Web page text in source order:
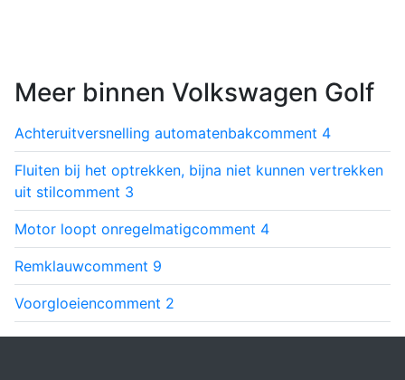
Meer binnen Volkswagen Golf
Achteruitversnelling automatenbakcomment 4
Fluiten bij het optrekken, bijna niet kunnen vertrekken
uit stilcomment 3
Motor loopt onregelmatigcomment 4
Remklauwcomment 9
Voorgloeiencomment 2